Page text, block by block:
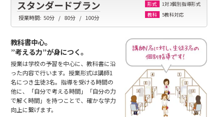
スタンダードプラン
授業時間: 50分 80分 100分
形式
1対3個別指導形式
教科
5教科対応
教科書中心。
”考える力”が身につく。
授業は学校の予習を中心に、教科書に沿
った内容で行います。授業形式は講師1
名につき生徒3名。指導を受ける時間の
他に、「自分で考える時間」「自分の力
で解く時間」を持つことで、確かな学力
向上に繋げます。